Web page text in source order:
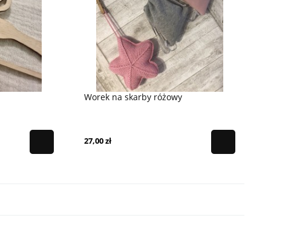
Worek na skarby różowy
27,00 zł